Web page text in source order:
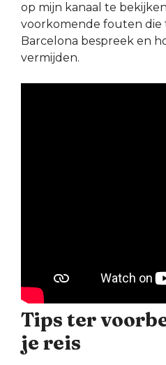
op mijn kanaal te
voorkomende fouten die
Barcelona bespreek en
vermijden.
Tips ter
je reis